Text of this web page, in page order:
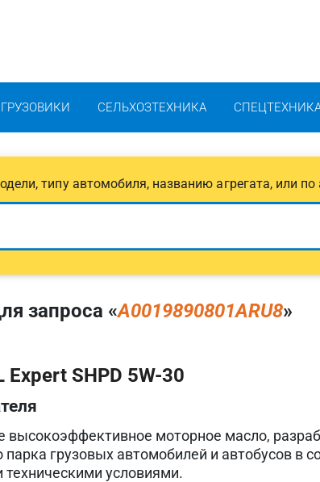
ГРУЗОВИКИ СЕЛЬХОЗТЕХНИКА
типу автомобиля, названию агрегата, или
запроса «A0019890801ARU8»
Expert SHPD 5W-30
высокоэффективное моторное масло,
грузовых автомобилей и автобусов в
условиями.